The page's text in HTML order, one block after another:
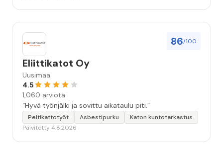
86/100
Eliittikatot Oy
Uusimaa
4.5
1,060 arviota
“Hyvä työnjälki ja sovittu aikataulu piti.”
Peltikattotyöt Asbestipurku
Katon kuntotarkastus
Päivitetty 4.8.2026